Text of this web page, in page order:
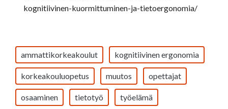
kognitiivinen-kuormittuminen-ja-tietoergonomia/
ammattikorkeakoulut kognitiivinen ergonomia
korkeakouluopetus muutos opettajat
osaaminen tietotyö työelämä